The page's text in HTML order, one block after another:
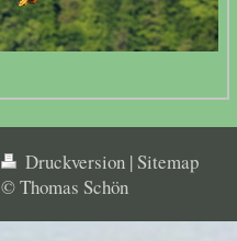
Druckversion |Sitemap
© Thomas Schön